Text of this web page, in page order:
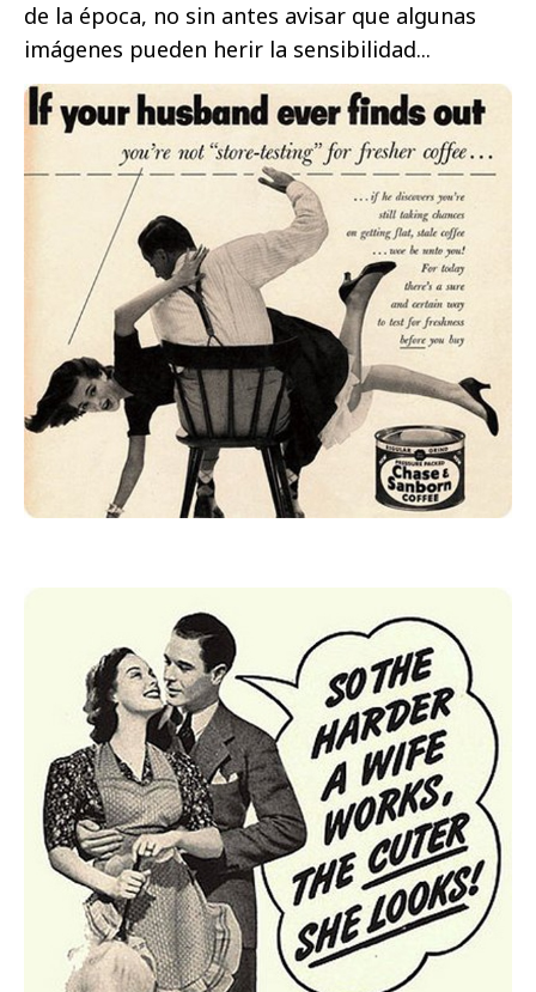
de la época, no sin antes avisar que algunas
imágenes pueden herir la sensibilidad...